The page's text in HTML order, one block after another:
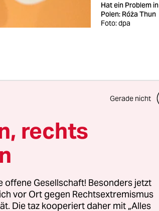
Hat ein Problem in
Polen: Róża Thun
Foto: dpa
hat mit einer
Nazi-
Reportage
der taz.
kämpft um ihr
die polnische
Reisen durch
Heimatstadt
Gerade nicht
rechts
Gesellschaft! Besonders jetzt
vor Ort gegen Rechtsextremismus
Die taz kooperiert daher mit „Alles